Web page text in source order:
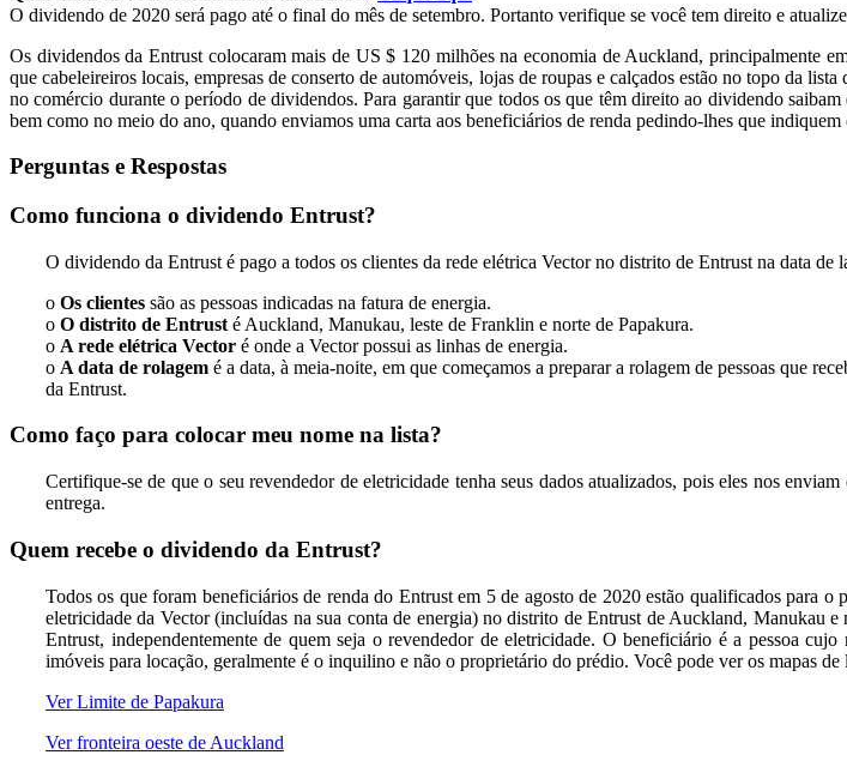
O dividendo de 2020 será pago até o final do mês de setembro. Portanto verifique se você tem direito e
Os dividendos da Entrust colocaram mais de US $ 120 milhões na economia de Auckland, principalmente
que cabeleireiros locais, empresas de conserto de automóveis, lojas de roupas e calçados estão no topo da
no comércio durante o período de dividendos. Para garantir que todos os que têm direito ao dividendo
bem como no meio do ano, quando enviamos uma carta aos beneficiários de renda pedindo-lhes que indiquem
Perguntas e Respostas
Como funciona o dividendo Entrust?
O dividendo da Entrust é pago a todos os clientes da rede elétrica Vector no distrito de Entrust na data de
o Os clientes são as pessoas indicadas na fatura de energia.
o O distrito de Entrust é Auckland, Manukau, leste de Franklin e norte de Papakura.
o A rede elétrica Vector é onde a Vector possui as linhas de energia.
o A data de rolagem é a data, à meia-noite, em que começamos a preparar a rolagem de pessoas que
da Entrust.
Como faço para colocar meu nome na lista?
Certifique-se de que o seu revendedor de eletricidade tenha seus dados atualizados, pois eles nos
entrega.
Quem recebe o dividendo da Entrust?
Todos os que foram beneficiários de renda do Entrust em 5 de agosto de 2020 estão qualificados para
eletricidade da Vector (incluídas na sua conta de energia) no distrito de Entrust de Auckland, Manukau
Entrust, independentemente de quem seja o revendedor de eletricidade. O beneficiário é a pessoa
imóveis para locação, geralmente é o inquilino e não o proprietário do prédio. Você pode ver os mapas de
Ver Limite de Papakura
Ver fronteira oeste de Auckland